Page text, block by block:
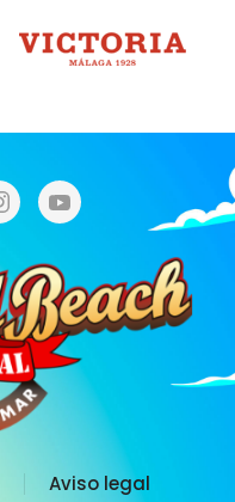
Aviso legal